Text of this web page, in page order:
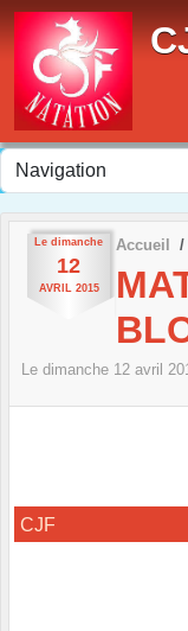
Le dimanche
12
AVRIL 2015
Accueil
Le dimanche 12 avril
CJF
Panneau de gestion